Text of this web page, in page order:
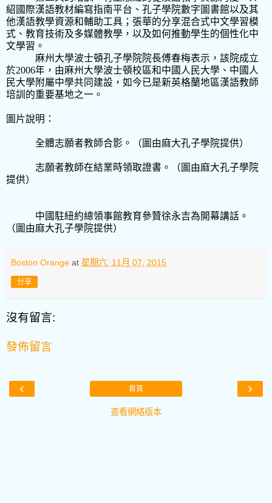
紹國際漢語教材編寫指南平台、孔子學院數字圖書館以及其
他漢語教學資源和輔助工具；張華的分享混合式中文學習模
式、教育技術及多媒體教學，以及如何推動學生的個性化中
文學習。
麻州大學波士頓孔子學院院長傅春梅表示，該院成立
於2006年，由麻州大學波士頓校區和中國人民大學、中國人
民大學附屬中學共同建設，如今已是新英格蘭地區漢語教師
培訓的重要基地之一。
圖片說明：
全體志願者教師合影。（圖由麻大孔子學院提供）
志願者教師在結業時領取證書。（圖由麻大孔子學院
提供）
中國駐紐約總領事館教育參贊徐永吉為開幕講話。
（圖由麻大孔子學院提供）
Boston Orange at 星期六, 11月 07, 2015
分享
沒有留言:
發佈留言
‹ ›
首頁
查看網絡版本